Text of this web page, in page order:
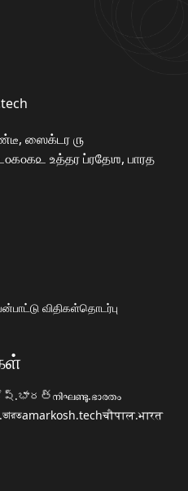
ஸைக்டர ௫
உத்தர ப்ரதேஶ, பாரத
விதிகள்தொடர்பு
നിഘണ്ടു.ഭാരതം
amarkosh.techचौपाल.भारत